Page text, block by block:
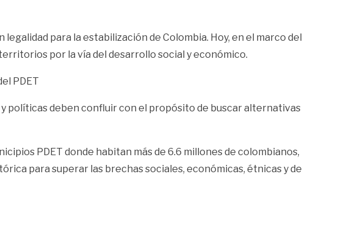
para la estabilización de Colombia. Hoy, en el marco del
por la vía del desarrollo social y económico.
PDET
políticas deben confluir con el propósito de buscar alternativas
PDET donde habitan más de 6.6 millones de colombianos,
para superar las brechas sociales, económicas, étnicas y de